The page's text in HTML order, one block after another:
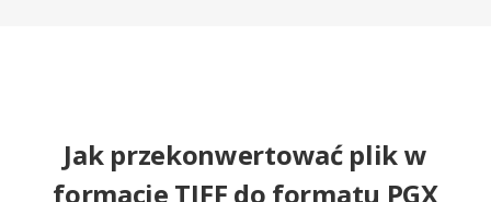
Jak przekonwertować plik w
formacie TIFF do formatu PGX